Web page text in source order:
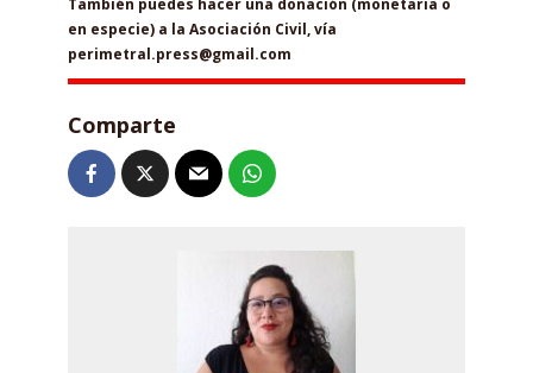
También puedes hacer una donación (monetaria o
en especie) a la Asociación Civil, vía
perimetral.press@gmail.com
Comparte